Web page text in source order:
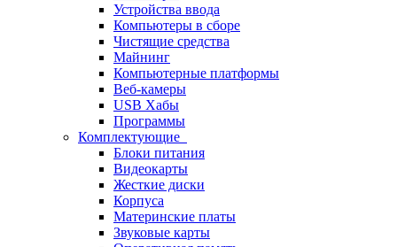
Устройства ввода
Компьютеры в сборе
Чистящие средства
Майнинг
Компьютерные платформы
Веб-камеры
USB Хабы
Программы
Комплектующие
Блоки питания
Видеокарты
Жесткие диски
Корпуса
Материнские платы
Звуковые карты